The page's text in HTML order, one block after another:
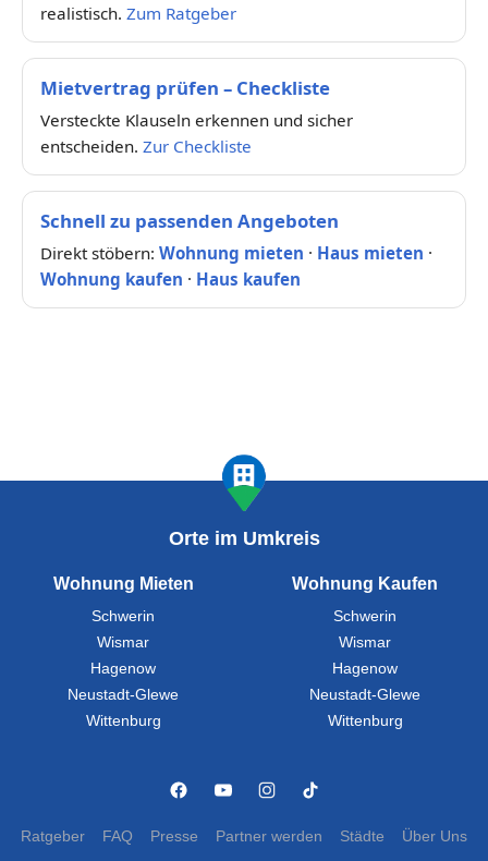
realistisch. Zum Ratgeber
Mietvertrag prüfen – Checkliste
Versteckte Klauseln erkennen und sicher
entscheiden. Zur Checkliste
Schnell zu passenden Angeboten
Direkt stöbern: Wohnung mieten · Haus mieten ·
Wohnung kaufen · Haus kaufen
Orte im Umkreis
Wohnung Mieten
Schwerin
Wismar
Hagenow
Neustadt-Glewe
Wittenburg
Wohnung Kaufen
Schwerin
Wismar
Hagenow
Neustadt-Glewe
Wittenburg
Ratgeber FAQ Presse Partner werden Städte Über Uns